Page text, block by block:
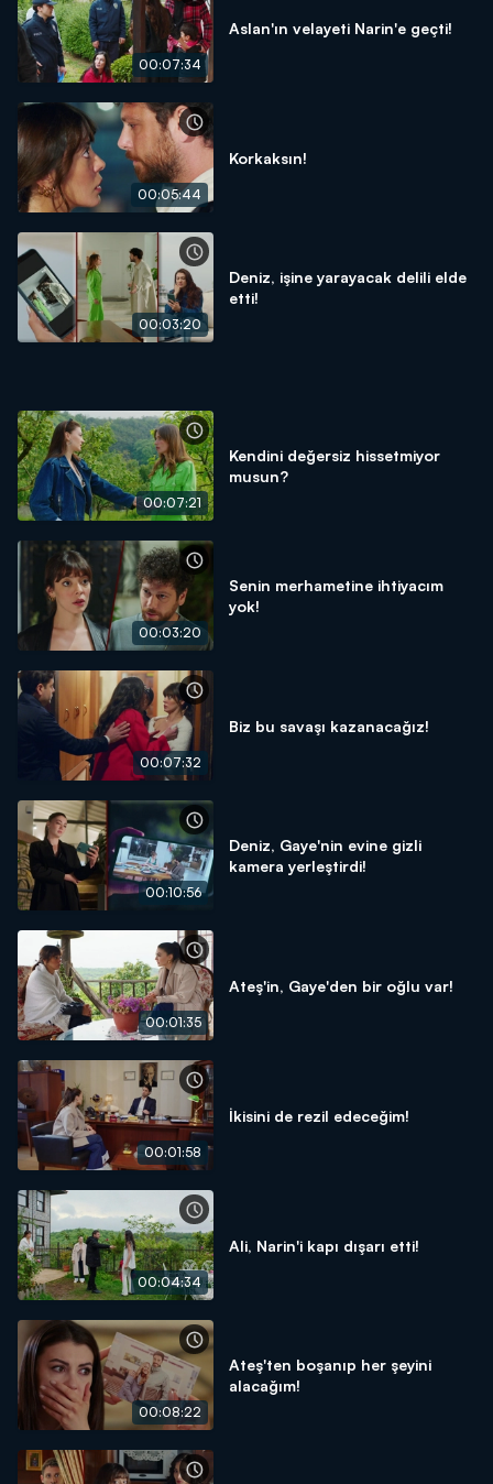
00:07:34
Aslan'ın velayeti Narin'e geçti!
00:05:44
Korkaksın!
00:03:20
Deniz, işine yarayacak delili elde
etti!
00:07:21
Kendini değersiz hissetmiyor
musun?
00:03:20
Senin merhametine ihtiyacım
yok!
00:07:32
Biz bu savaşı kazanacağız!
00:10:56
Deniz, Gaye'nin evine gizli
kamera yerleştirdi!
00:01:35
Ateş'in, Gaye'den bir oğlu var!
00:01:58
İkisini de rezil edeceğim!
00:04:34
Ali, Narin'i kapı dışarı etti!
00:08:22
Ateş'ten boşanıp her şeyini
alacağım!